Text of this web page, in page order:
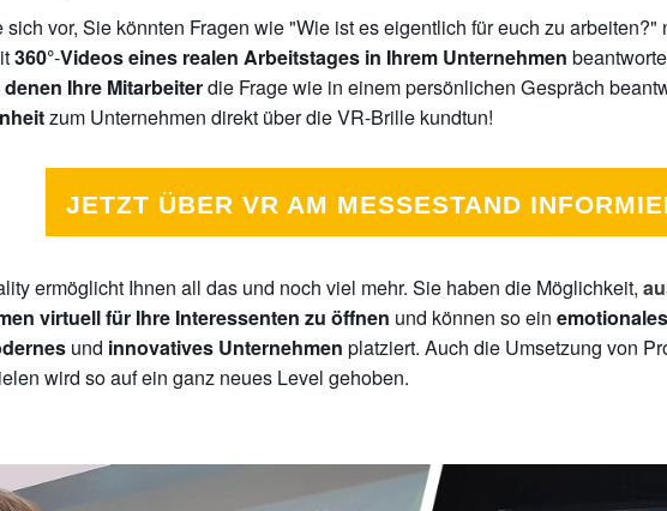
sich vor, Sie könnten Fragen wie "Wie ist es eigentlich für euch zu arbeiten?"
360°-Videos eines realen Arbeitstages in Ihrem Unternehmen
Ihre Mitarbeiterdie Frage wie in einem persönlichen Gespräch
zum Unternehmen direkt über die VR-Brille kundtun!
JETZT ÜBER VR AM MESSESTAND
ermöglicht Ihnen all das und noch viel mehr. Sie haben die Möglichkeit,
virtuell für Ihre Interessenten zu öffnen und können so ein
und innovatives Unternehmen platziert. Auch die Umsetzung von
wird so auf ein ganz neues Level gehoben.